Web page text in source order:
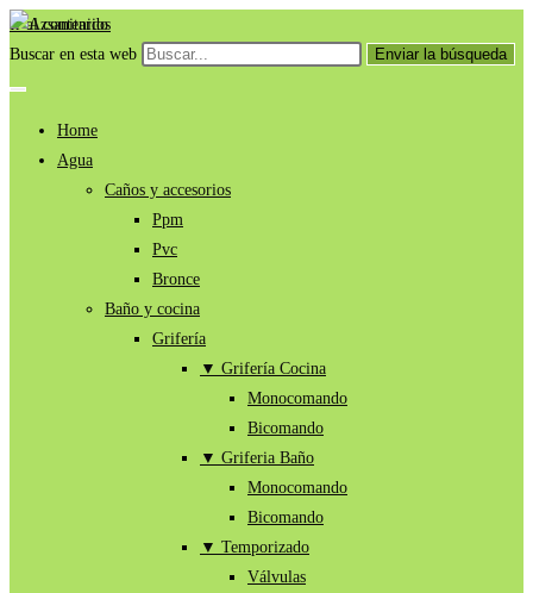
Ir al contenido
Buscar en esta web
Enviar la búsqueda
Home
Agua
Caños y accesorios
Ppm
Pvc
Bronce
Baño y cocina
Grifería
▼ Grifería Cocina
Monocomando
Bicomando
▼ Griferia Baño
Monocomando
Bicomando
▼ Temporizado
Válvulas